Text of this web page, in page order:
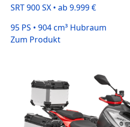
SRT 900 SX • ab 9.999 €
95 PS • 904 cm³ Hubraum
Zum Produkt